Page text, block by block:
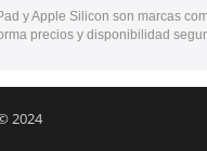
y Apple Silicon son marcas
precios y disponibilidad
2024